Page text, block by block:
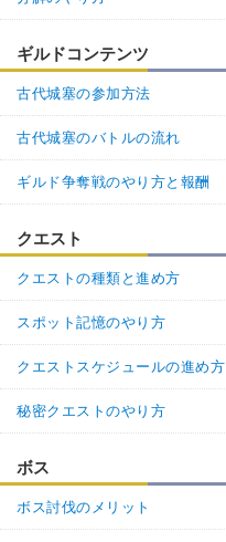
ギルドコンテンツ
古代城塞の参加方法
古代城塞のバトルの流れ
ギルド争奪戦のやり方と報酬
クエスト
クエストの種類と進め方
スポット記憶のやり方
クエストスケジュールの進め方
秘密クエストのやり方
ボス
ボス討伐のメリット